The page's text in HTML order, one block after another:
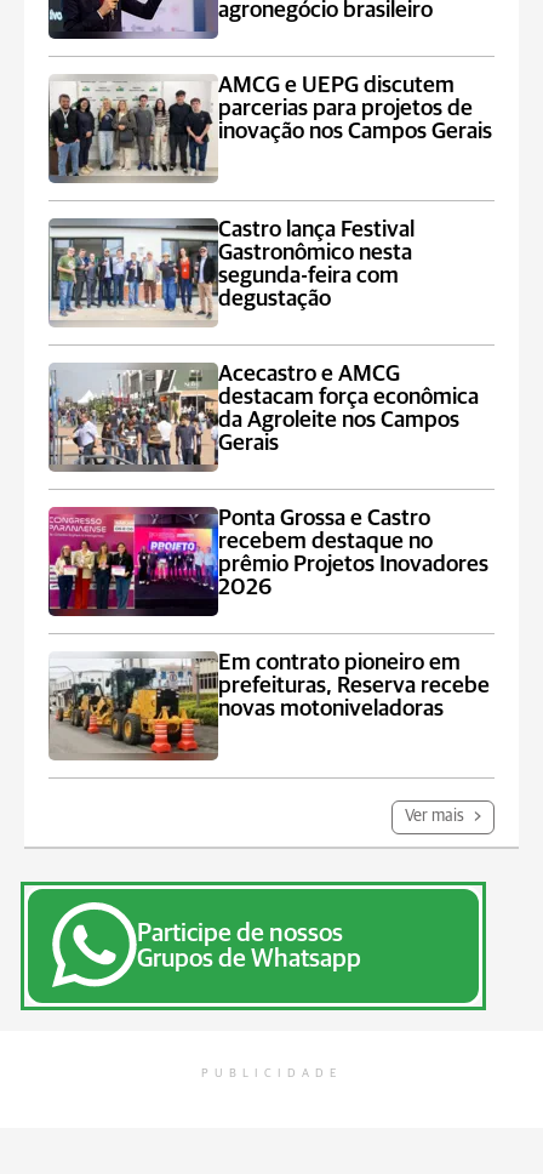
agronegócio brasileiro
AMCG e UEPG discutem
parcerias para projetos de
inovação nos Campos Gerais
Castro lança Festival
Gastronômico nesta
segunda-feira com
degustação
Acecastro e AMCG
destacam força econômica
da Agroleite nos Campos
Gerais
Ponta Grossa e Castro
recebem destaque no
prêmio Projetos Inovadores
2026
Em contrato pioneiro em
prefeituras, Reserva recebe
novas motoniveladoras
Ver mais
Participe de nossos
Grupos de Whatsapp
PUBLICIDADE